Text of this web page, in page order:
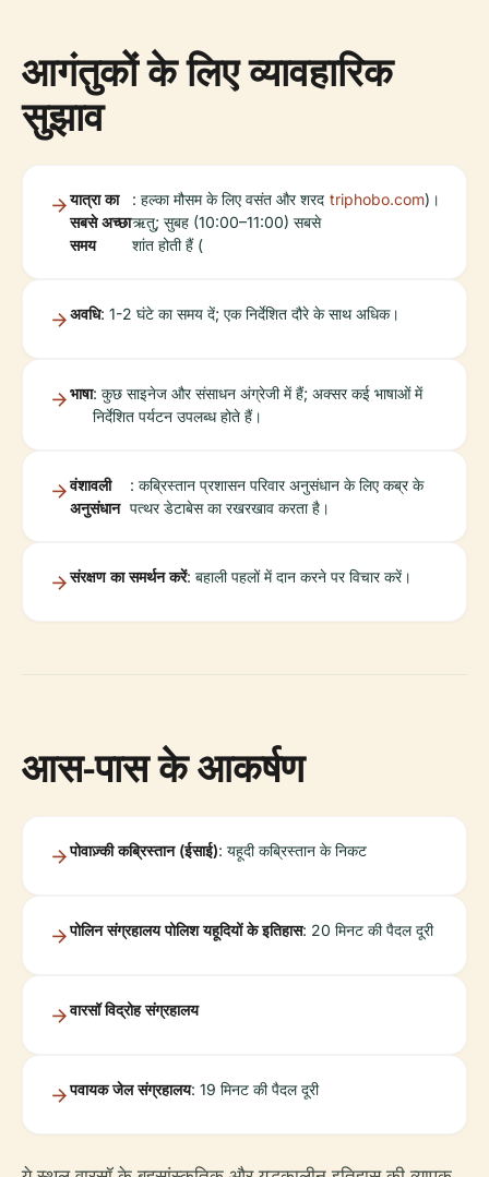
आगंतुकों के लिए व्यावहारिक
सुझाव
यात्रा का
सबसे अच्छा
समय
: हल्का मौसम के लिए वसंत और शरद
ऋतु; सुबह (10:00–11:00) सबसे
शांत होती हैं (
triphobo.com)।
अवधि: 1-2 घंटे का समय दें; एक निर्देशित दौरे के साथ अधिक।
भाषा: कुछ साइनेज और संसाधन अंग्रेजी में हैं; अक्सर कई भाषाओं में
निर्देशित पर्यटन उपलब्ध होते हैं।
वंशावली
अनुसंधान
: कब्रिस्तान प्रशासन परिवार अनुसंधान के लिए कब्र के
पत्थर डेटाबेस का रखरखाव करता है।
संरक्षण का समर्थन करें: बहाली पहलों में दान करने पर विचार करें।
आस-पास के आकर्षण
पोवाज़्की कब्रिस्तान (ईसाई): यहूदी कब्रिस्तान के निकट
पोलिन संग्रहालय पोलिश यहूदियों के इतिहास: 20 मिनट की पैदल दूरी
वारसॉ विद्रोह संग्रहालय
पवायक जेल संग्रहालय: 19 मिनट की पैदल दूरी